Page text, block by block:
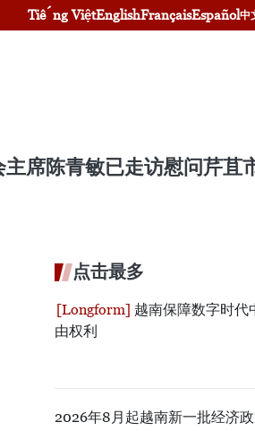
Tiếng ViệtEnglishFrançaisEspañol中
席陈青敏已走访慰问芹苴
点击最多
越南保障数字时代
由权利
2026年8月起越南新一批经济